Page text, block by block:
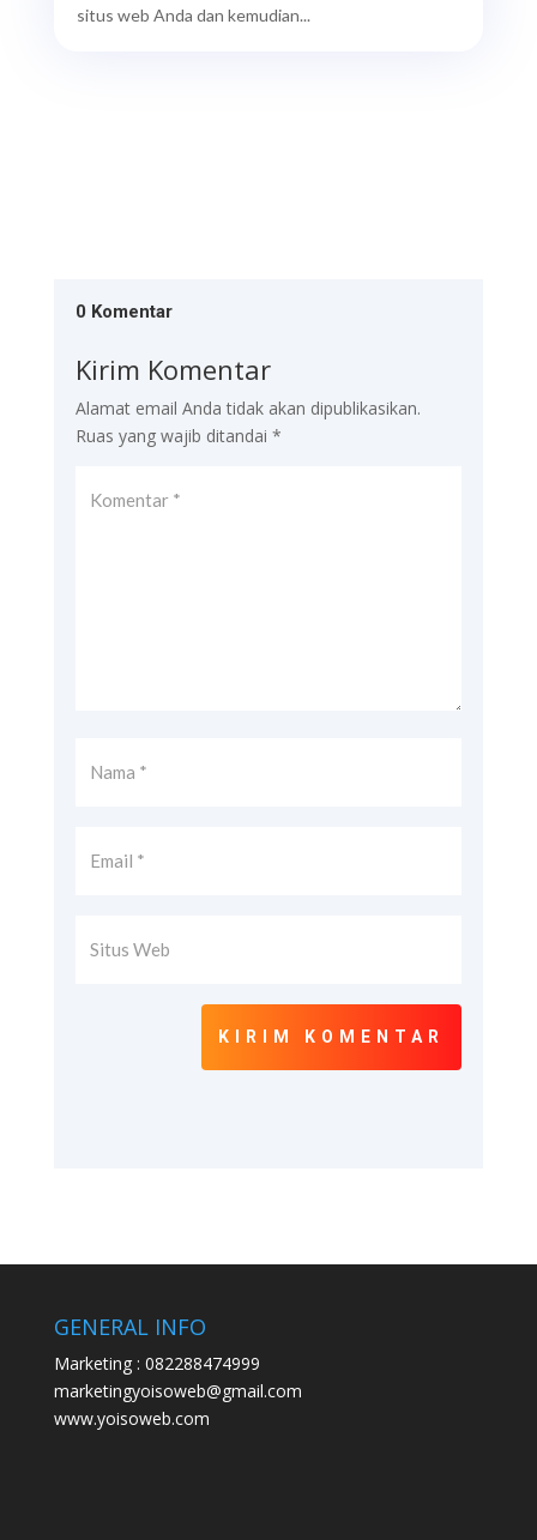
situs web Anda dan kemudian...
0 Komentar
Kirim Komentar
Alamat email Anda tidak akan dipublikasikan.
Ruas yang wajib ditandai *
KIRIM KOMENTAR
GENERAL INFO
Marketing : 082288474999
marketingyoisoweb@gmail.com
www.yoisoweb.com